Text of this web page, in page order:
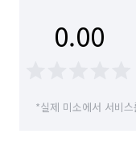
0.00
*실제 미소에서 서비